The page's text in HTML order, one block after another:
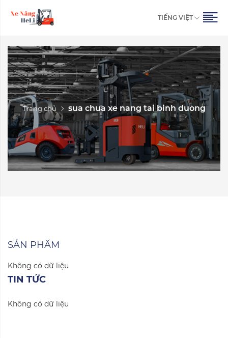
TIẾNG VIỆT
Trang chủ sua chua xe nang tai binh duong
SẢN PHẨM
Không có dữ liệu
TIN TỨC
Không có dữ liệu